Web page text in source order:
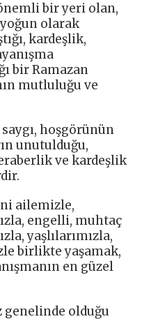
bir yeri olan,
olarak
kardeşlik,
bir Ramazan
mutluluğu ve
hoşgörünün
unutulduğu,
ve kardeşlik
ailemizle,
engelli, muhtaç
yaşlılarımızla,
birlikte yaşamak,
en güzel
genelinde olduğu